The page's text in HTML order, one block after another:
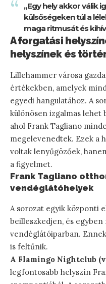
„Egy hely akkor válik
külsőségeken túl a
maga ritmusát és
A forgatási
helyszínek és
Lillehammer városa
értékekben, amelyek
egyedi hangulatához. A
különösen izgalmas lehet
ahol Frank Tagliano
megelevenedtek. Ezek a
voltak lenyűgözőek,
a figyelmet.
Frank Tagliano
vendéglátóhelyek
A sorozat egyik központi
beilleszkedjen, és
vendéglátóiparban.
is feltűnik.
A Flamingo Nightclub
legfontosabb helyszín